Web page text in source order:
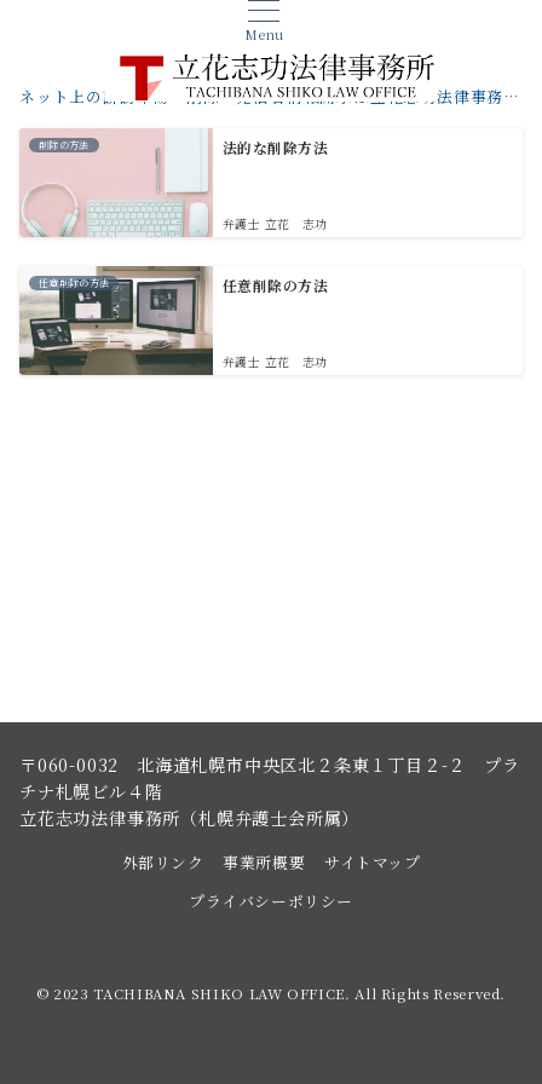
Menu
ネット上の誹謗中傷・削除・発信者情報開示は立花志功法律事務所へ【札幌の弁護士】
削除の方法 法的な削除方法
弁護士 立花 志功
任意削除の方法 任意削除の方法
弁護士 立花 志功
〒060-0032 北海道札幌市中央区北２条東１丁目２-２ プラ
チナ札幌ビル４階
立花志功法律事務所（札幌弁護士会所属）
外部リンク 事業所概要
サイトマップ
プライバシーポリシー
© 2023 TACHIBANA SHIKO LAW OFFICE. All Rights Reserved.